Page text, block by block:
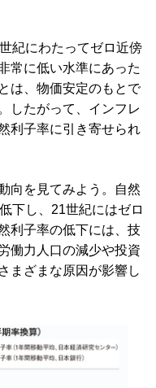
紀にわたってゼロ近傍
常に低い水準にあった
は、物価安定のもとで
したがって、インフレ
利子率に引き寄せられ
向を見てみよう。自然
下し、21世紀にはゼロ
利子率の低下には、技
働力人口の減少や投資
まざまな原因が影響し